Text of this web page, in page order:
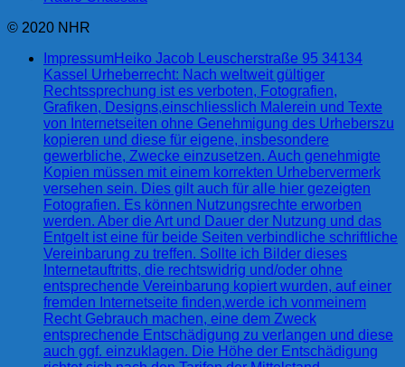
© 2020 NHR
ImpressumHeiko Jacob Leuscherstraße 95 34134
Kassel Urheberrecht: Nach weltweit gültiger
Rechtssprechung ist es verboten, Fotografien,
Grafiken, Designs,einschliesslich Malerein und Texte
von Internetseiten ohne Genehmigung des Urheberszu
kopieren und diese für eigene, insbesondere
gewerbliche, Zwecke einzusetzen. Auch genehmigte
Kopien müssen mit einem korrekten Urhebervermerk
versehen sein. Dies gilt auch für alle hier gezeigten
Fotografien. Es können Nutzungsrechte erworben
werden. Aber die Art und Dauer der Nutzung und das
Entgelt ist eine für beide Seiten verbindliche schriftliche
Vereinbarung zu treffen. Sollte ich Bilder dieses
Internetauftritts, die rechtswidrig und/oder ohne
entsprechende Vereinbarung kopiert wurden, auf einer
fremden Internetseite finden,werde ich vonmeinem
Recht Gebrauch machen, eine dem Zweck
entsprechende Entschädigung zu verlangen und diese
auch ggf. einzuklagen. Die Höhe der Entschädigung